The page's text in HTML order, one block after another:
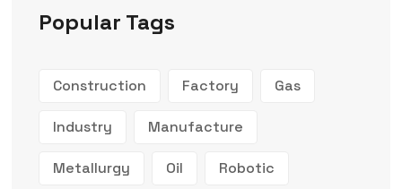
Popular Tags
Construction Factory Gas
Industry Manufacture
Metallurgy Oil Robotic